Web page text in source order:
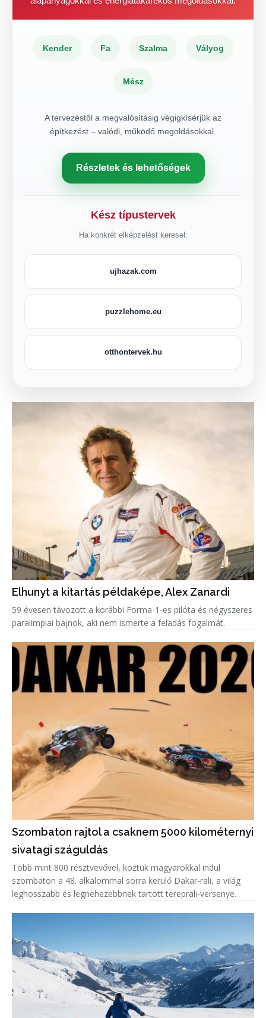
Kender Fa Szalma Vályog
Mész
A tervezéstől a megvalósításig végigkísérjük az
építkezést – valódi, működő megoldásokkal.
Részletek és lehetőségek
Kész típustervek
Ha konkrét elképzelést keresel:
ujhazak.com
puzzlehome.eu
otthontervek.hu
Elhunyt a kitartás példaképe, Alex Zanardi
59 évesen távozott a korábbi Forma-1-es pilóta és négyszeres
paralimpiai bajnok, aki nem ismerte a feladás fogalmát.
Szombaton rajtol a csaknem 5000 kilométernyi
sivatagi száguldás
Több mint 800 résztvevővel, köztük magyarokkal indul
szombaton a 48. alkalommal sorra kerülő Dakar-rali, a világ
leghosszabb és legnehezebbnek tartott tereprali-versenye.